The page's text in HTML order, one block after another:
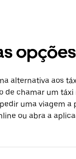
alternativa aos
de chamar um
uma viagem
ou abra a